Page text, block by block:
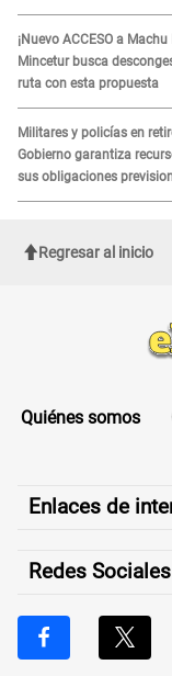
¡Nuevo ACCESO a
Mincetur busca
ruta con esta propuesta
Militares y policías en
Gobierno garantiza
sus obligaciones
Regresar al inicio
Quiénes somos
Enlaces de
Redes Sociales